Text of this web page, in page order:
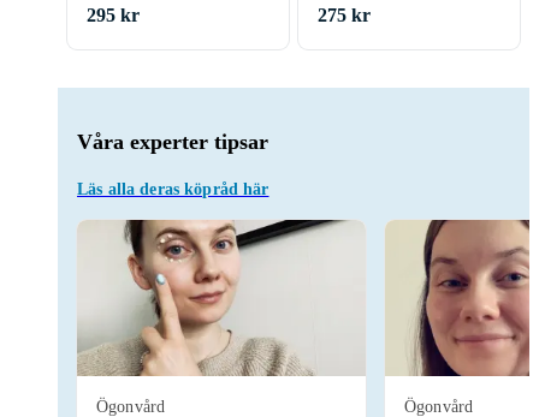
Våra experter tipsar
Läs alla deras köpråd här
Ögonvård Ögonvård
295 kr
275 kr